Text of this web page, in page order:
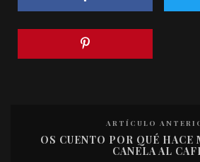
ARTÍCULO
OS CUENTO POR QUÉ HACE
CANELA AL